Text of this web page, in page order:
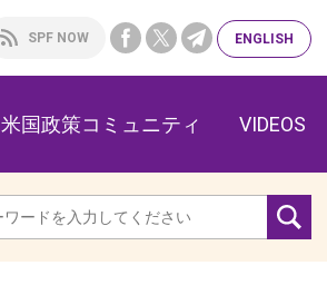
SPF NOW ENGLISH
米国政策コミュニティ VIDEOS